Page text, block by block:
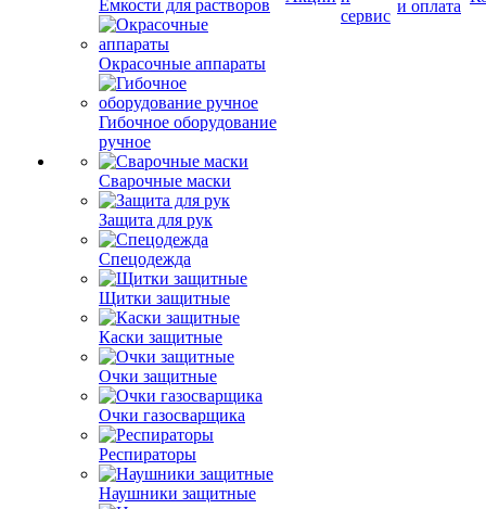
Емкости для растворов
Окрасочные аппараты
Гибочное оборудование
ручное
Сварочные маски
Защита для рук
Спецодежда
Щитки защитные
Каски защитные
Очки защитные
Очки газосварщика
Респираторы
Наушники защитные
сервис
и оплата